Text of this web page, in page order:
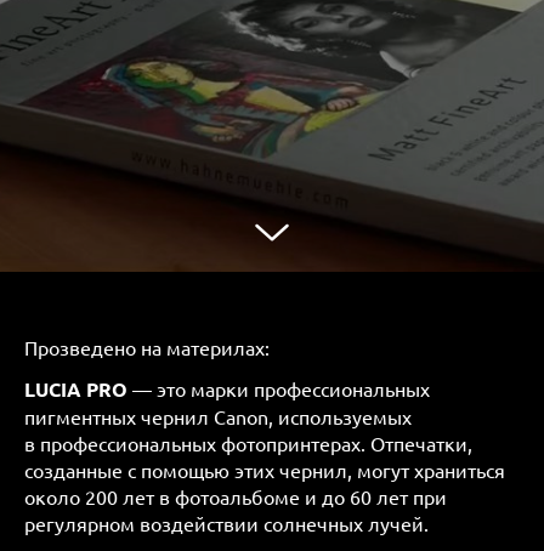
Прозведено на материлах:
LUCIA PRO — это марки профессиональных
пигментных чернил Canon, используемых
в профессиональных фотопринтерах. Отпечатки,
созданные с помощью этих чернил, могут храниться
около 200 лет в фотоальбоме и до 60 лет при
регулярном воздействии солнечных лучей.